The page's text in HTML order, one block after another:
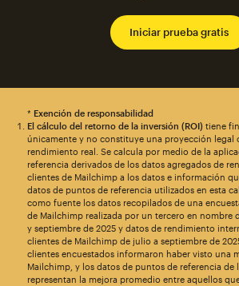
Iniciar prueba gratis
* Exención de responsabilidad
El cálculo del retorno de la inversión (ROI)tiene
únicamente y no constituye una proyección legal
rendimiento real. Se calcula por medio de la
referencia derivados de los datos agregados de
clientes de Mailchimp a los datos e información
datos de puntos de referencia utilizados en esta
como fuente los datos recopilados de una
de Mailchimp realizada por un tercero en nombre
y septiembre de 2025 y datos de rendimiento
clientes de Mailchimp de julio a septiembre de
clientes encuestados informaron haber visto una
Mailchimp, y los datos de puntos de referencia de
representan la mejora promedio entre aquellos